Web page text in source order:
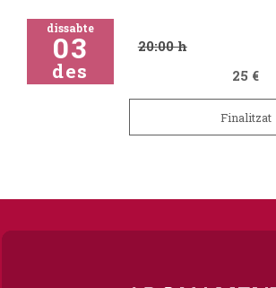
dissabte
03
des
20:00 h
25 €
Finalitzat